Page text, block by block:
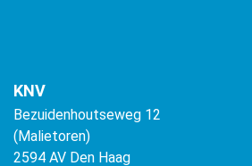
KNV
Bezuidenhoutseweg 12
(Malietoren)
2594 AV Den Haag